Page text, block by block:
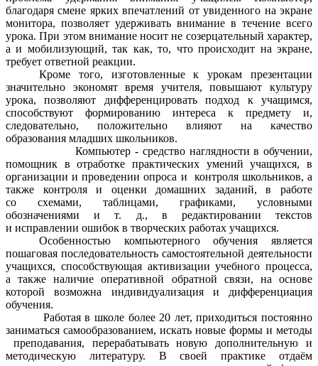
благодаря смене ярких впечатлений от увиденного на экране
монитора, позволяет удерживать внимание в течение всего
урока. При этом внимание носит не созерцательный характер,
а и мобилизующий, так как, то, что происходит на экране,
требует ответной реакции.
Кроме того, изготовленные к урокам презентации
значительно экономят время учителя, повышают культуру
урока, позволяют дифференцировать подход к учащимся,
способствуют формированию интереса к предмету и,
следовательно, положительно влияют на качество
образования младших школьников.
Компьютер - средство наглядности в обучении,
помощник в отработке практических умений учащихся, в
организации и проведении опроса и контроля школьников, а
также контроля и оценки домашних заданий, в работе
со схемами, таблицами, графиками, условными
обозначениями и т. д., в редактировании текстов
и исправлении ошибок в творческих работах учащихся.
Особенностью компьютерного обучения является
пошаговая последовательность самостоятельной деятельности
учащихся, способствующая активизации учебного процесса,
а также наличие оперативной обратной связи, на основе
которой возможна индивидуализация и дифференциация
обучения.
Работая в школе более 20 лет, приходиться постоянно
заниматься самообразованием, искать новые формы и методы
преподавания, перерабатывать новую дополнительную и
методическую литературу. В своей практике отдаём